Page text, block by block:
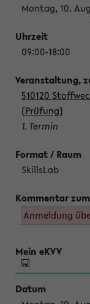
Montag, 10.
09:00-18:00
510120
(Prüfung)
1. Termin
SkillsLab
Anmeldung